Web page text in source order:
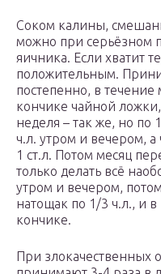
Соком калины,
можно при серьёзном
яичника. Если хватит
положительным.
постепенно, в
кончике чайной
неделя – так же, но по
ч.л. утром и вечером, а
1 ст.л. Потом месяц
только делать всё
утром и вечером,
натощак по 1/3 ч.л., и
кончике.
При злокачественных